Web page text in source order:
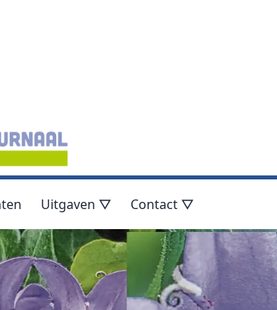
Uitgaven ▽ Contact ▽